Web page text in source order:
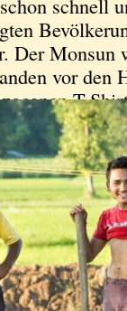
schnell
Der Monsun
vor den
T-
es in
war.